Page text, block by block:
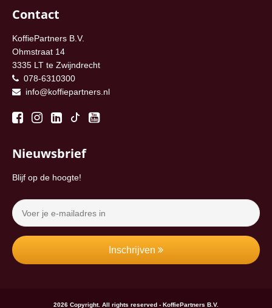
Contact
KoffiePartners B.V.
Ohmstraat 14
3335 LT te Zwijndrecht
078-6310300
info@koffiepartners.nl
Nieuwsbrief
Blijf op de hoogte!
Inschrijven
2026 Copyright. All rights reserved - KoffiePartners B.V.